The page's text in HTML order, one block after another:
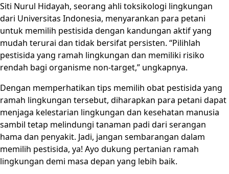
Siti Nurul Hidayah, seorang ahli toksikologi lingkungan
dari Universitas Indonesia, menyarankan para petani
untuk memilih pestisida dengan kandungan aktif yang
mudah terurai dan tidak bersifat persisten. “Pilihlah
pestisida yang ramah lingkungan dan memiliki risiko
rendah bagi organisme non-target,” ungkapnya.
Dengan memperhatikan tips memilih obat pestisida yang
ramah lingkungan tersebut, diharapkan para petani dapat
menjaga kelestarian lingkungan dan kesehatan manusia
sambil tetap melindungi tanaman padi dari serangan
hama dan penyakit. Jadi, jangan sembarangan dalam
memilih pestisida, ya! Ayo dukung pertanian ramah
lingkungan demi masa depan yang lebih baik.